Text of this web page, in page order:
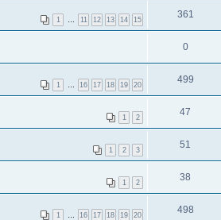
1 … 11 12 13 14 15 361
0
1 … 16 17 18 19 20 499
1 2 47
1 2 3 51
1 2 38
1 … 16 17 18 19 20 498